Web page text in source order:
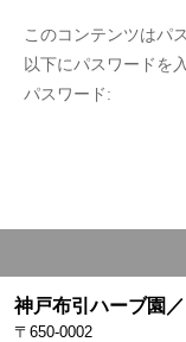
このコンテンツはパ
以下にパスワードを
パスワード:
神戸布引ハーブ園
〒650-0002